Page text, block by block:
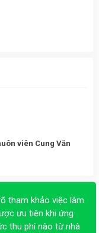
viên Cung Văn
tham khảo việc làm
ưu tiên khi ứng
thu phí nào từ nhà